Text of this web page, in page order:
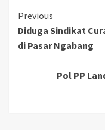
Continue
Reading
Previous
Diduga Sindikat
di Pasar Ngabang
Pol PP